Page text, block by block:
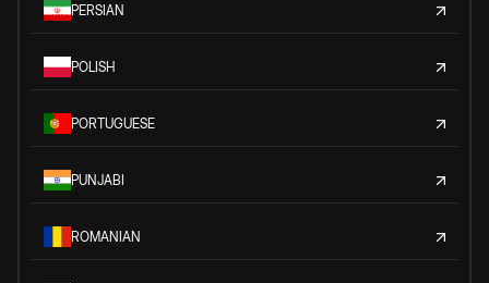
PERSIAN
POLISH
PORTUGUESE
PUNJABI
ROMANIAN